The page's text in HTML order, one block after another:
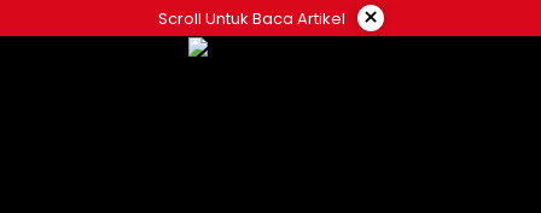
ke
Scroll Untuk Baca Artikel ×